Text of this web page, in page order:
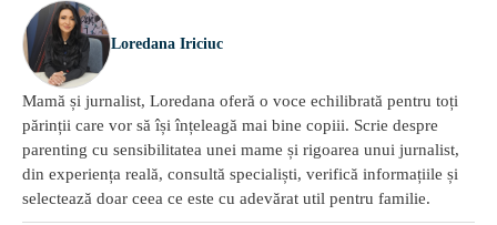
Loredana Iriciuc
Mamă și jurnalist, Loredana oferă o voce echilibrată pentru toți
părinții care vor să își înțeleagă mai bine copiii. Scrie despre
parenting cu sensibilitatea unei mame și rigoarea unui jurnalist,
din experiența reală, consultă specialiști, verifică informațiile și
selectează doar ceea ce este cu adevărat util pentru familie.